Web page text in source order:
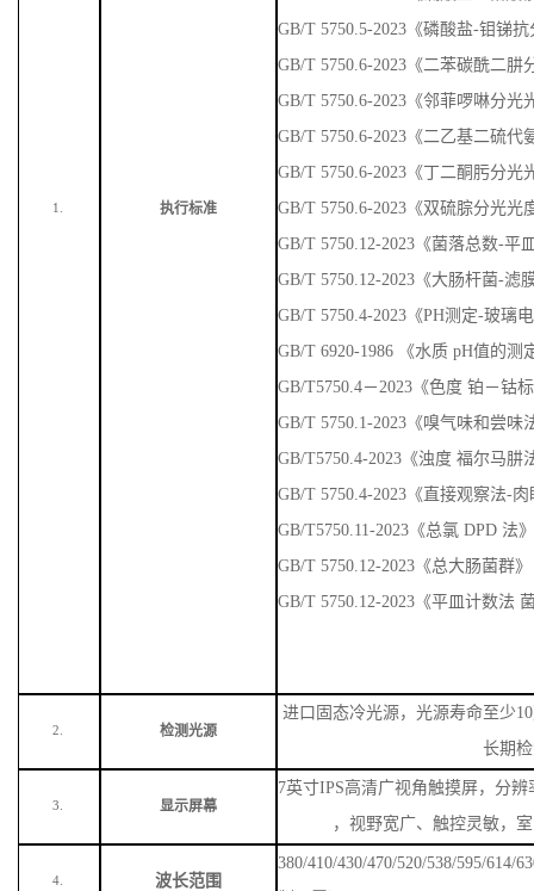
1. 执行标准
GB/T 5750.5-2023《磷酸盐-钼锑
GB/T 5750.6-2023《二苯碳酰二
GB/T 5750.6-2023《邻菲啰啉分光
GB/T 5750.6-2023《二乙基二硫
GB/T 5750.6-2023《丁二酮肟分光
GB/T 5750.6-2023《双硫腙分光光
GB/T 5750.12-2023《菌落总数-平
GB/T 5750.12-2023《大肠杆菌-滤
GB/T 5750.4-2023《PH测定-玻璃
GB/T 6920-1986 《水质 pH值的测
GB/T5750.4－2023《色度 铂－钴
GB/T 5750.1-2023《嗅气味和尝味
GB/T5750.4-2023《浊度 福尔马肼
GB/T 5750.4-2023《直接观察法-
GB/T5750.11-2023《总氯 DPD 法
GB/T 5750.12-2023《总大肠菌群》
GB/T 5750.12-2023《平皿计数法
2. 检测光源
进口固态冷光源，光源寿命至少
长期
3. 显示屏幕
7英寸IPS高清广视角触摸屏，分
，视野宽广、触控灵敏，
4. 波长范围
380/410/430/470/520/538/595/614/